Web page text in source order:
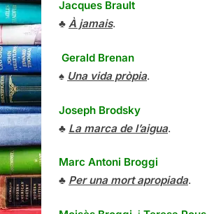
Jacques Brault
♣ À jamais.
Gerald Brenan
♠ Una vida pròpia.
Joseph Brodsky
♣ La marca de l’aigua.
Marc Antoni Broggi
♣ Per una mort apropiada.